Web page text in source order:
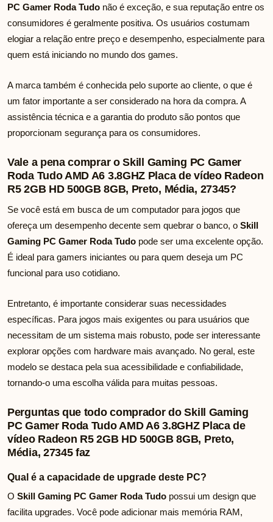
PC Gamer Roda Tudo não é exceção, e sua reputação entre os
consumidores é geralmente positiva. Os usuários costumam
elogiar a relação entre preço e desempenho, especialmente para
quem está iniciando no mundo dos games.
A marca também é conhecida pelo suporte ao cliente, o que é
um fator importante a ser considerado na hora da compra. A
assistência técnica e a garantia do produto são pontos que
proporcionam segurança para os consumidores.
Vale a pena comprar o Skill Gaming PC Gamer
Roda Tudo AMD A6 3.8GHZ Placa de vídeo Radeon
R5 2GB HD 500GB 8GB, Preto, Média, 27345?
Se você está em busca de um computador para jogos que
ofereça um desempenho decente sem quebrar o banco, o Skill
Gaming PC Gamer Roda Tudo pode ser uma excelente opção.
É ideal para gamers iniciantes ou para quem deseja um PC
funcional para uso cotidiano.
Entretanto, é importante considerar suas necessidades
específicas. Para jogos mais exigentes ou para usuários que
necessitam de um sistema mais robusto, pode ser interessante
explorar opções com hardware mais avançado. No geral, este
modelo se destaca pela sua acessibilidade e confiabilidade,
tornando-o uma escolha válida para muitas pessoas.
Perguntas que todo comprador do Skill Gaming
PC Gamer Roda Tudo AMD A6 3.8GHZ Placa de
vídeo Radeon R5 2GB HD 500GB 8GB, Preto,
Média, 27345 faz
Qual é a capacidade de upgrade deste PC?
O Skill Gaming PC Gamer Roda Tudo possui um design que
facilita upgrades. Você pode adicionar mais memória RAM,